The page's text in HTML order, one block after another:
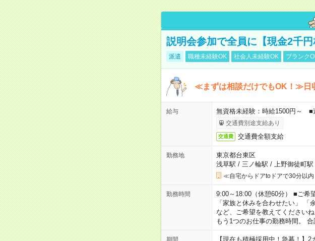
説明会参加で全員に【現金2千
派遣 職種未経験OK 社会人未経験OK ブランク
≪まずは相談だけでもOK！≫日
給与 無資格未経験：時給1500円～
交通費別途支給あり
交通費 交通費全額支給
勤務地
東京都台東区
浅草駅 / 三ノ輪駅 / 上野御徒町駅
≪自宅からドアtoドアで30分以
勤務時間
9:00～18:00（休憩60分） ■ご希
「家族と休みを合わせたい」 「
など、ご希望を教えてください
もう1つのお仕事の勤務時間。
期間 【現在も積極採用中！急募！】